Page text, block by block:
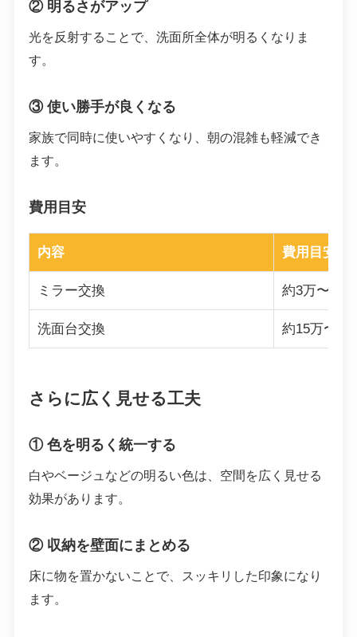
② 明るさがアップ
光を反射することで、洗面所全体が明るくなりま
す。
③ 使い勝手が良くなる
家族で同時に使いやすくなり、朝の混雑も軽減でき
ます。
費用目安
内容 費用目安
ミラー交換 約3万〜10
洗面台交換 約15万〜40
さらに広く見せる工夫
① 色を明るく統一する
白やベージュなどの明るい色は、空間を広く見せる
効果があります。
② 収納を壁面にまとめる
床に物を置かないことで、スッキリした印象になり
ます。